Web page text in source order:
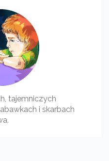
tajemniczych
i skarbach